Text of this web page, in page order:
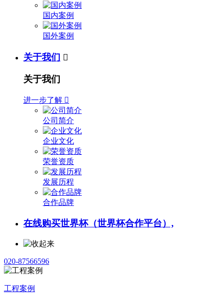
国内案例
国外案例
关于我们 
关于我们
进一步了解 
公司简介
企业文化
荣誉资质
发展历程
合作品牌
在线购买世界杯（世界杯合作平台）,
020-87566596
工程案例